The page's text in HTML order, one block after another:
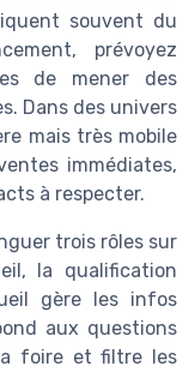
souvent du
prévoyez
de mener des
Dans des univers
mais très mobile
immédiates,
à respecter.
trois rôles sur
la qualification
gère les infos
aux questions
foire et filtre les